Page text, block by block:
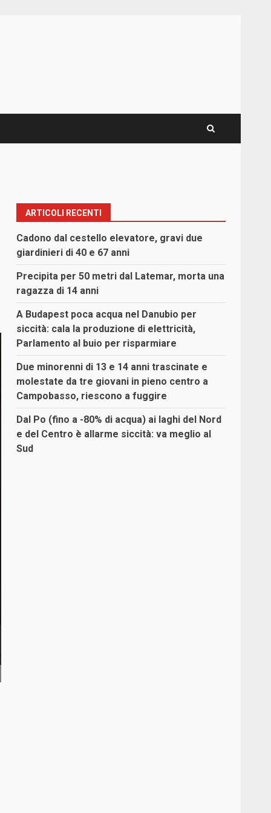
ARTICOLI RECENTI
Cadono dal cestello elevatore, gravi due
giardinieri di 40 e 67 anni
Precipita per 50 metri dal Latemar, morta una
ragazza di 14 anni
A Budapest poca acqua nel Danubio per
siccità: cala la produzione di elettricità,
Parlamento al buio per risparmiare
Due minorenni di 13 e 14 anni trascinate e
molestate da tre giovani in pieno centro a
Campobasso, riescono a fuggire
Dal Po (fino a -80% di acqua) ai laghi del Nord
e del Centro è allarme siccità: va meglio al
Sud